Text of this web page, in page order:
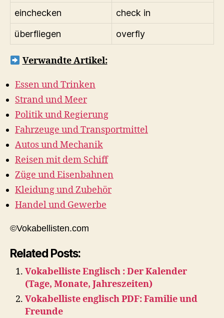
einchecken
check in
überfliegen
overfly
Verwandte Artikel:
Essen und Trinken
Strand und Meer
Politik und Regierung
Fahrzeuge und Transportmittel
Autos und Mechanik
Reisen mit dem Schiff
Züge und Eisenbahnen
Kleidung und Zubehör
Handel und Gewerbe
©Vokabellisten.com
Related Posts:
Vokabelliste Englisch : Der Kalender
(Tage, Monate, Jahreszeiten)
Vokabelliste englisch PDF: Familie und
Freunde